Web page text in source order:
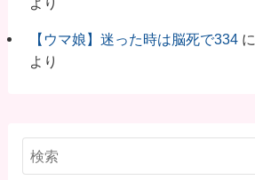
【ウマ娘】迷った時は脳死で334に
より